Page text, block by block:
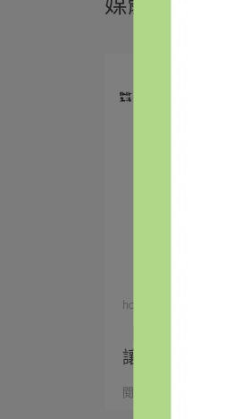
homework | 2023-12-31
讓它成為⋯
閱讀更多 ->